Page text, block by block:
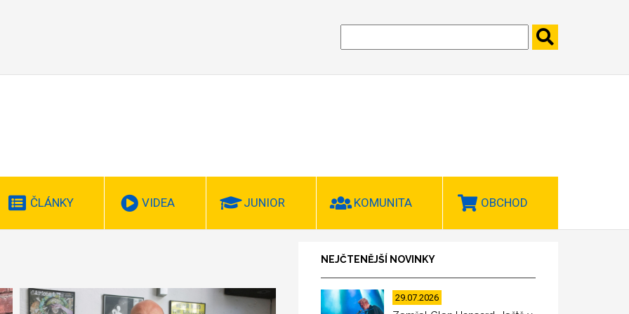
ČLÁNKY VIDEA JUNIOR KOMUNITA OBCHOD
NEJČTENĚJŠÍ NOVINKY
29.07.2026